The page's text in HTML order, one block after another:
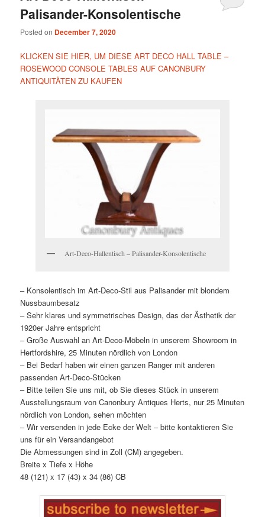
Palisander-Konsolentische
Posted on December 7, 2020
KLICKEN SIE HIER, UM DIESE ART DECO HALL TABLE –
ROSEWOOD CONSOLE TABLES AUF CANONBURY
ANTIQUITÄTEN ZU KAUFEN
Art-Deco-Hallentisch – Palisander-Konsolentische
– Konsolentisch im Art-Deco-Stil aus Palisander mit blondem
Nussbaumbesatz
– Sehr klares und symmetrisches Design, das der Ästhetik der
1920er Jahre entspricht
– Große Auswahl an Art-Deco-Möbeln in unserem Showroom in
Hertfordshire, 25 Minuten nördlich von London
– Bei Bedarf haben wir einen ganzen Ranger mit anderen
passenden Art-Deco-Stücken
– Bitte teilen Sie uns mit, ob Sie dieses Stück in unserem
Ausstellungsraum von Canonbury Antiques Herts, nur 25 Minuten
nördlich von London, sehen möchten
– Wir versenden in jede Ecke der Welt – bitte kontaktieren Sie
uns für ein Versandangebot
Die Abmessungen sind in Zoll (CM) angegeben.
Breite x Tiefe x Höhe
48 (121) x 17 (43) x 34 (86) CB